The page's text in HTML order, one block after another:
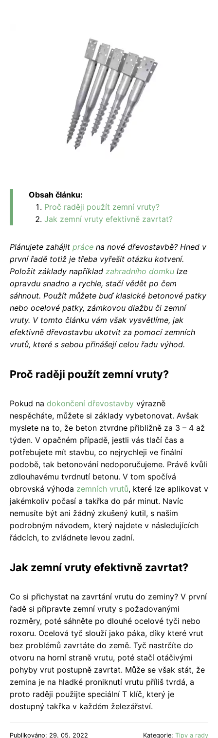
Obsah článku:
Proč raději použít zemní vruty?
Jak zemní vruty efektivně zavrtat?
Plánujete zahájit práce na nové dřevostavbě? Hned v
první řadě totiž je třeba vyřešit otázku kotvení.
Položit základy například zahradního domku lze
opravdu snadno a rychle, stačí vědět po čem
sáhnout. Použít můžete buď klasické betonové patky
nebo ocelové patky, zámkovou dlažbu či zemní
vruty. V tomto článku vám však vysvětlíme, jak
efektivně dřevostavbu ukotvit za pomocí zemních
vrutů, které s sebou přinášejí celou řadu výhod.
Proč raději použít zemní vruty?
Pokud na dokončení dřevostavby výrazně
nespěcháte, můžete si základy vybetonovat. Avšak
myslete na to, že beton ztvrdne přibližně za 3 – 4 až
týden. V opačném případě, jestli vás tlačí čas a
potřebujete mít stavbu, co nejrychleji ve finální
podobě, tak betonování nedoporučujeme. Právě kvůli
zdlouhavému tvrdnutí betonu. V tom spočívá
obrovská výhoda zemních vrutů, které lze aplikovat v
jakémkoliv počasí a takřka do pár minut. Navíc
nemusíte být ani žádný zkušený kutil, s našim
podrobným návodem, který najdete v následujících
řádcích, to zvládnete levou zadní.
Jak zemní vruty efektivně zavrtat?
Co si přichystat na zavrtání vrutu do zeminy? V první
řadě si připravte zemní vruty s požadovanými
rozměry, poté sáhněte po dlouhé ocelové tyči nebo
roxoru. Ocelová tyč slouží jako páka, díky které vrut
bez problémů zavrtáte do země. Tyč nastrčíte do
otvoru na horní straně vrutu, poté stačí otáčivými
pohyby vrut postupně zavrtat. Může se však stát, že
zemina je na hladké proniknutí vrutu příliš tvrdá, a
proto raději použijte speciální T klíč, který je
dostupný takřka v každém železářství.
Publikováno: 29. 05. 2022 Kategorie: Tipy a rady